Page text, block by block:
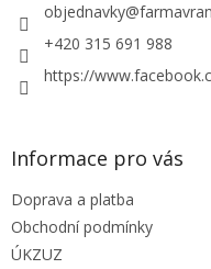
objednavky@
+420 315 691 988
https://
Informace pro vás
Doprava a platba
Obchodní podmínky
ÚKZUZ